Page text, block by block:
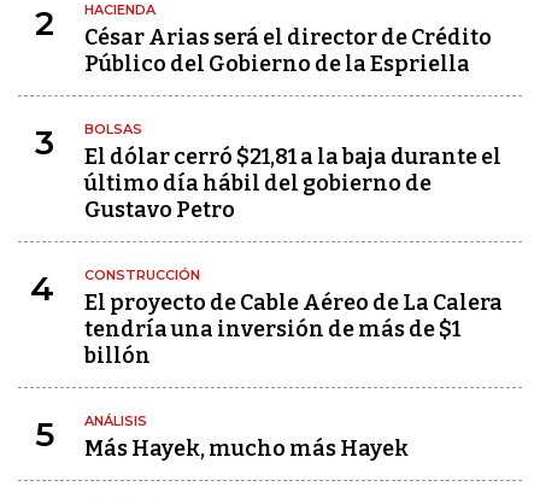
2 HACIENDA
César Arias será el director de Crédito
Público del Gobierno de la Espriella
3 BOLSAS
El dólar cerró $21,81 a la baja durante el
último día hábil del gobierno de
Gustavo Petro
4 CONSTRUCCIÓN
El proyecto de Cable Aéreo de La Calera
tendría una inversión de más de $1
billón
5 ANÁLISIS
Más Hayek, mucho más Hayek